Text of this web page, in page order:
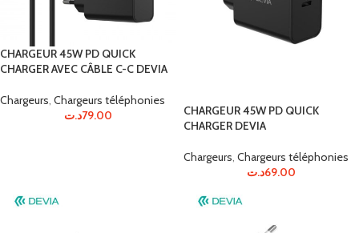
CHARGEUR 45W PD QUICK
CHARGER AVEC CÂBLE C-C DEVIA
Chargeurs, Chargeurs téléphonies
79.00د.ت
CHARGEUR 45W PD QUICK
CHARGER DEVIA
Chargeurs, Chargeurs téléphonies
69.00د.ت